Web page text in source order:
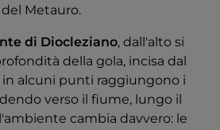
Metauro.
di Diocleziano, dall'alto si
della gola, incisa dal
alcuni punti raggiungono i
verso il fiume, lungo il
cambia davvero: le